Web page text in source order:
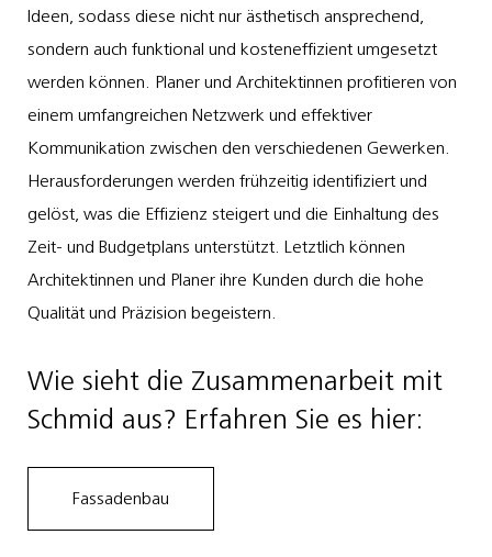
Ideen, sodass diese nicht nur ästhetisch ansprechend,
sondern auch funktional und kosteneffizient umgesetzt
werden können. Planer und Architektinnen profitieren von
einem umfangreichen Netzwerk und effektiver
Kommunikation zwischen den verschiedenen Gewerken.
Herausforderungen werden frühzeitig identifiziert und
gelöst, was die Effizienz steigert und die Einhaltung des
Zeit- und Budgetplans unterstützt. Letztlich können
Architektinnen und Planer ihre Kunden durch die hohe
Qualität und Präzision begeistern.
Wie sieht die Zusammenarbeit mit
Schmid aus? Erfahren Sie es hier:
Fassadenbau